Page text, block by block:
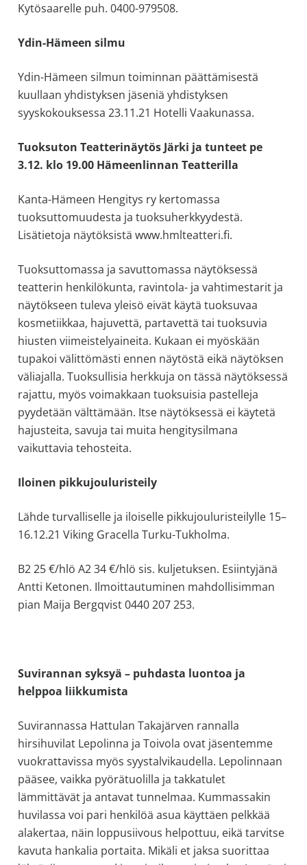
Kytösaarelle puh. 0400-979508.
Ydin-Hämeen silmu
Ydin-Hämeen silmun toiminnan päättämisestä
kuullaan yhdistyksen jäseniä yhdistyksen
syyskokouksessa 23.11.21 Hotelli Vaakunassa.
Tuoksuton Teatterinäytös Järki ja tunteet pe
3.12. klo 19.00 Hämeenlinnan Teatterilla
Kanta-Hämeen Hengitys ry kertomassa
tuoksuttomuudesta ja tuoksuherkkyydestä.
Lisätietoja näytöksistä www.hmlteatteri.fi.
Tuoksuttomassa ja savuttomassa näytöksessä
teatterin henkilökunta, ravintola- ja vahtimestarit ja
näytökseen tuleva yleisö eivät käytä tuoksuvaa
kosmetiikkaa, hajuvettä, partavettä tai tuoksuvia
hiusten viimeistelyaineita. Kukaan ei myöskään
tupakoi välittömästi ennen näytöstä eikä näytöksen
väliajalla. Tuoksullisia herkkuja on tässä näytöksessä
rajattu, myös voimakkaan tuoksuisia pastelleja
pyydetään välttämään. Itse näytöksessä ei käytetä
hajusteita, savuja tai muita hengitysilmana
vaikuttavia tehosteita.
Iloinen pikkujouluristeily
Lähde turvalliselle ja iloiselle pikkujouluristeilylle 15–
16.12.21 Viking Gracella Turku-Tukholma.
B2 25 €/hlö A2 34 €/hlö sis. kuljetuksen. Esiintyjänä
Antti Ketonen. Ilmoittautuminen mahdollisimman
pian Maija Bergqvist 0440 207 253.
Suvirannan syksyä – puhdasta luontoa ja
helppoa liikkumista
Suvirannassa Hattulan Takajärven rannalla
hirsihuvilat Lepolinna ja Toivola ovat jäsentemme
vuokrattavissa myös syystalvikaudella. Lepolinnaan
pääsee, vaikka pyörätuolilla ja takkatulet
lämmittävät ja antavat tunnelmaa. Kummassakin
huvilassa voi pari henkilöä asua käyttäen pelkkää
alakertaa, näin loppusiivous helpottuu, eikä tarvitse
kavuta hankalia portaita. Mikäli et jaksa suorittaa